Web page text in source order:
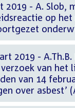
- A. Slob,
op
2019 -
van het
van 14
over asbest’